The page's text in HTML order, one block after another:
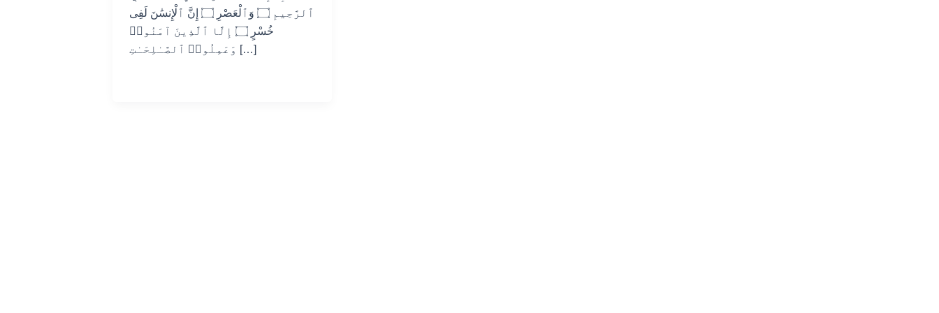
ٱلرَّحِيمِ ۝ وَٱلْعَصْرِ ۝ إِنَّ ٱلْإِنسَٰنَ لَفِى
خُسْرٍ ۝ إِلَّا ٱلَّذِينَ آمَنُوا۟
وَعَمِلُوا۟ ٱلصَّـٰلِحَـٰتِ […]